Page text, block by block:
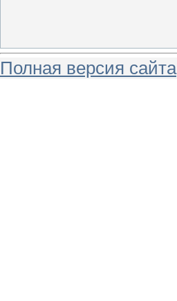
Полная версия сайта